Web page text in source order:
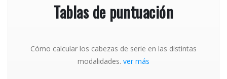
Tablas de puntuación
Cómo calcular los cabezas de serie en las distintas
modalidades. ver más